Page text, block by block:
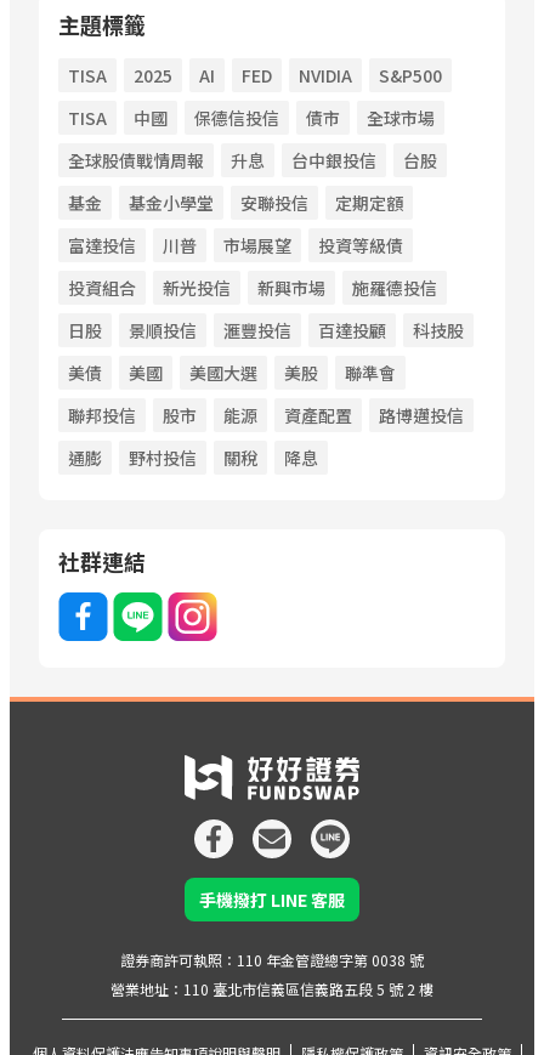
主題標籤
TISA 2025 AI FED NVIDIA
S&P500
TISA
中國 保德信投信 債市
全球市場
全球股債戰情周報
升息 台中銀投信
台股
基金
基金小學堂 安聯投信
定期定額
富達投信
川普 市場展望
投資等級債
投資組合
新光投信 新興市場
施羅德投信
日股
景順投信 滙豐投信 百達投顧
科技股
美債
美國 美國大選 美股
聯準會
聯邦投信
股市 能源 資產配置
路博邁投信
通膨
野村投信 關稅 降息
社群連結
手機撥打 LINE 客服
證券商許可執照：110 年金管證總字第 0038 號
營業地址：110 臺北市信義區信義路五段 5 號 2 樓